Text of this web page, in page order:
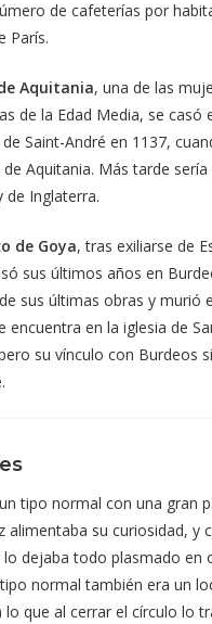
de cafeterías por
París.
Aquitania, una de las
de la Edad Media, se casó
Saint-André en 1137,
Aquitania. Más tarde sería
de Inglaterra.
de Goya, tras exiliarse de
sus últimos años en
sus últimas obras y murió
encuentra en la iglesia de
su vínculo con Burdeos
tipo normal con una gran
alimentaba su curiosidad, y
dejaba todo plasmado en
normal también era un
que al cerrar el círculo lo